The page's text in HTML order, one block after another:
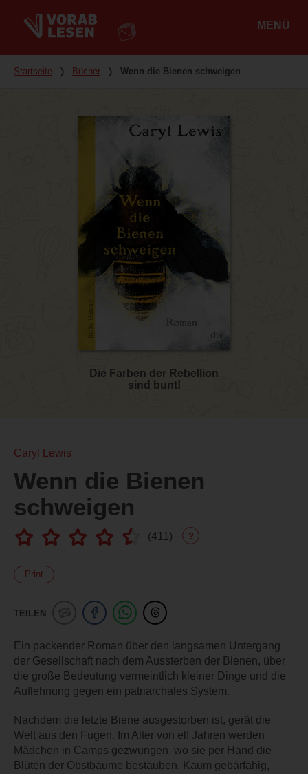
MENÜ
Du bist hier
Startseite ❭ Bücher ❭ Wenn die Bienen schweigen
Die Farben der Rebellion
sind bunt!
Caryl Lewis
Wenn die Bienen
schweigen
(411 ) ?
Print
TEILEN
Ein packender Roman über den langsamen Untergang
der Gesellschaft nach dem Aussterben der Bienen, über
die große Bedeutung vermeintlich kleiner Dinge und die
Auflehnung gegen ein patriarchales System.
Nachdem die letzte Biene ausgestorben ist, gerät die
Welt aus den Fugen. Im Alter von elf Jahren werden
Mädchen in Camps gezwungen, wo sie per Hand die
Blüten der Obstbäume bestäuben. Kaum gebärfähig,